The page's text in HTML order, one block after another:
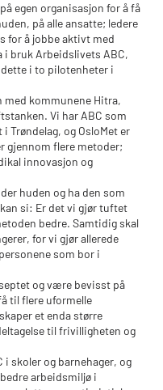
egen organisasjon for å få
på alle ansatte; ledere
for å jobbe aktivt med
i bruk Arbeidslivets ABC,
i to pilotenheter i
med kommunene Hitra,
Vi har ABC som
Trøndelag, og OsloMet er
gjennom flere metoder;
innovasjon og
huden og ha den som
si: Er det vi gjør tuftet
bedre. Samtidig skal
for vi gjør allerede
som bor i
og være bevisst på
til flere uformelle
et enda større
til frivilligheten og
i skoler og barnehager, og
arbeidsmiljø i